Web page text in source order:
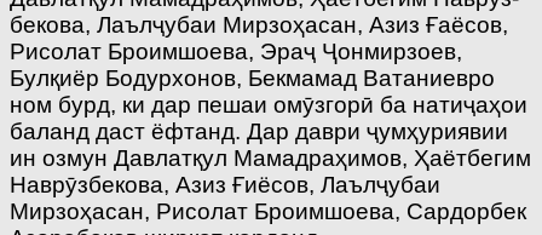
бекова, Лаълҷубаи Мирзоҳасан, Азиз Ғаёсов,
Рисолат Броимшоева, Эраҷ Ҷонмирзоев,
Булқиёр Бодурхонов, Бекмамад Ватаниевро
ном бурд, ки дар пешаи омӯзгорӣ ба натиҷаҳои
баланд даст ёфтанд. Дар даври ҷумҳуриявии
ин озмун Давлатқул Мамадраҳимов, Ҳаётбегим
Наврӯзбекова, Азиз Ғиёсов, Лаълҷубаи
Мирзоҳасан, Рисолат Броимшоева, Сардорбек